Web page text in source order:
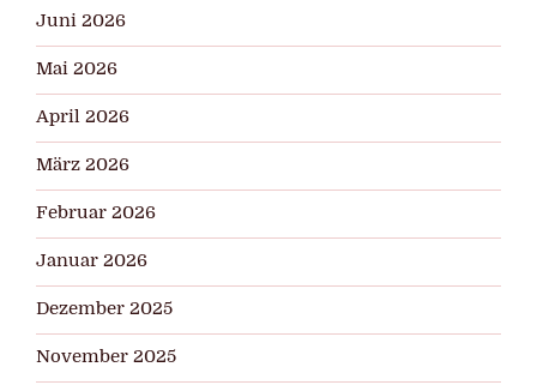
Juni 2026
Mai 2026
April 2026
März 2026
Februar 2026
Januar 2026
Dezember 2025
November 2025